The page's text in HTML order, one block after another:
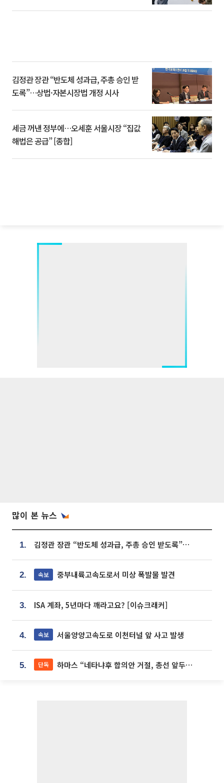
김정관 장관 “반도체 성과급, 주총 승인 받
도록”…상법·자본시장법 개정 시사
세금 꺼낸 정부에…오세훈 서울시장 “집값
해법은 공급” [종합]
많이 본 뉴스
1. 김정관 장관 “반도체 성과급, 주총 승인 받도록”…상법·자본시장법 개정 시사
2. 속보 중부내륙고속도로서 미상 폭발물 발견
3. ISA 계좌, 5년마다 깨라고요? [이슈크래커]
4. 속보 서울양양고속도로 이천터널 앞 사고 발생
5. 단독 하마스 “네타냐후 합의안 거절, 총선 앞두고 시간 끌기”